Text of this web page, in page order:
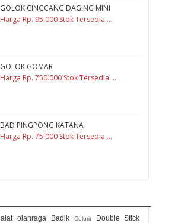
GOLOK CINGCANG DAGING MINI
Harga Rp. 95.000 Stok Tersedia ...
GOLOK GOMAR
Harga Rp. 750.000 Stok Tersedia ...
BAD PINGPONG KATANA
Harga Rp. 75.000 Stok Tersedia ...
alat olahraga Badik Celurit Double Stick